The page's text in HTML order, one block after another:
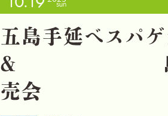
sun
五 島手延べ ス パ ゲ
＆
売会